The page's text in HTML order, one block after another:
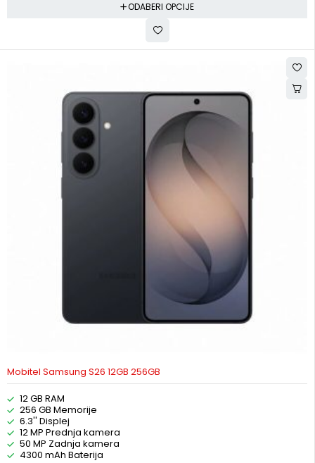
ODABERI OPCIJE
Mobitel Samsung S26 12GB 256GB
12 GB RAM
256 GB Memorije
6.3'' Displej
12 MP Prednja kamera
50 MP Zadnja kamera
4300 mAh Baterija